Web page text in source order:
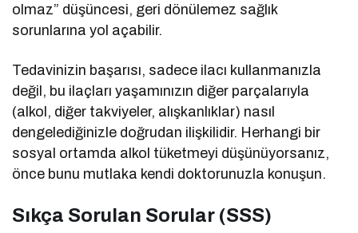
olmaz” düşüncesi, geri dönülemez sağlık
sorunlarına yol açabilir.
Tedavinizin başarısı, sadece ilacı kullanmanızla
değil, bu ilaçları yaşamınızın diğer parçalarıyla
(alkol, diğer takviyeler, alışkanlıklar) nasıl
dengelediğinizle doğrudan ilişkilidir. Herhangi bir
sosyal ortamda alkol tüketmeyi düşünüyorsanız,
önce bunu mutlaka kendi doktorunuzla konuşun.
Sıkça Sorulan Sorular (SSS)